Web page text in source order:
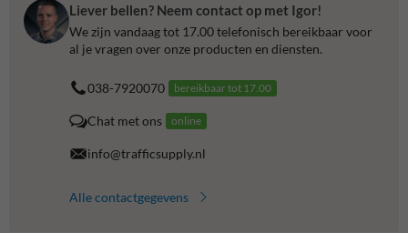
Liever bellen? Neem contact op met Igor!
We zijn vandaag tot 17.00 telefonisch bereikbaar voor
al je vragen over onze producten en diensten.
038-7920070 bereikbaar tot 17.00
Chat met ons online
info@trafficsupply.nl
Alle contactgegevens